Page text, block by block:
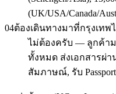
(UK/USA/Canada/
04ต้องเดินทางมาที่กรุงเทพ
ไม่ต้องครับ — ลูกค้าม
ทั้งหมด ส่งเอกสารผ่า
สัมภาษณ์, รับ